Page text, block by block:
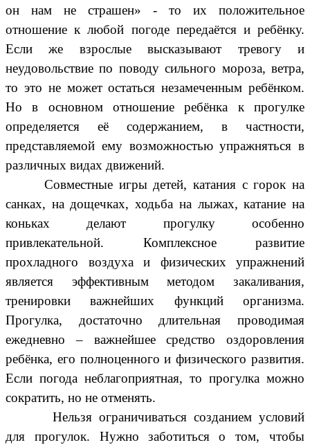
он нам не страшен» - то их положительное
отношение к любой погоде передаётся и ребёнку.
Если же взрослые высказывают тревогу и
неудовольствие по поводу сильного мороза, ветра,
то это не может остаться незамеченным ребёнком.
Но в основном отношение ребёнка к прогулке
определяется её содержанием, в частности,
представляемой ему возможностью упражняться в
различных видах движений.
Совместные игры детей, катания с горок на
санках, на дощечках, ходьба на лыжах, катание на
коньках делают прогулку особенно
привлекательной. Комплексное развитие
прохладного воздуха и физических упражнений
является эффективным методом закаливания,
тренировки важнейших функций организма.
Прогулка, достаточно длительная проводимая
ежедневно – важнейшее средство оздоровления
ребёнка, его полноценного и физического развития.
Если погода неблагоприятная, то прогулка можно
сократить, но не отменять.
Нельзя ограничиваться созданием условий
для прогулок. Нужно заботиться о том, чтобы